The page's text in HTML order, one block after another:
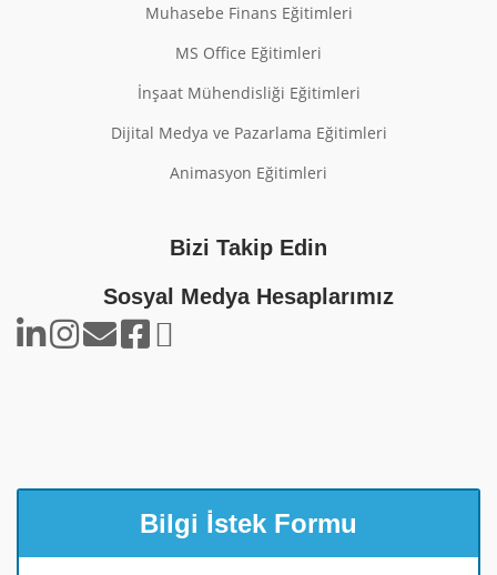
Muhasebe Finans Eğitimleri
MS Office Eğitimleri
İnşaat Mühendisliği Eğitimleri
Dijital Medya ve Pazarlama Eğitimleri
Animasyon Eğitimleri
Bizi Takip Edin
Sosyal Medya Hesaplarımız
Bilgi İstek Formu